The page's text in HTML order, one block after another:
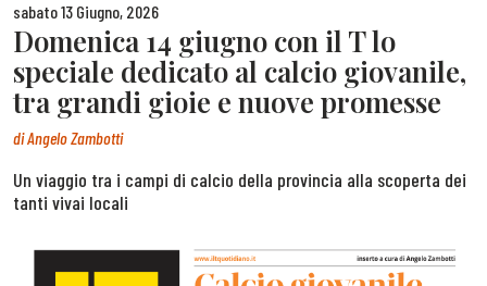
sabato 13 Giugno, 2026
Domenica 14 giugno con il T lo
speciale dedicato al calcio giovanile,
tra grandi gioie e nuove promesse
diAngelo Zambotti
Un viaggio tra i campi di calcio della provincia alla scoperta dei
tanti vivai locali